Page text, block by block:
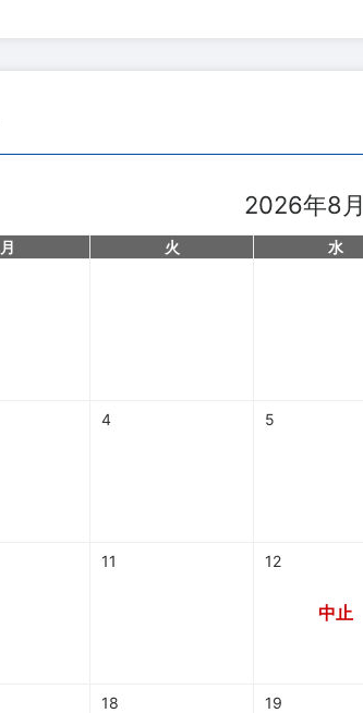
2026年8月
月 火 水
4 5
11 12
中止
18 19